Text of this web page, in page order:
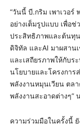
“วันนี้ บี.กริม เพาเวอ
อย่างเต็มรูปแบบ เพื่อช่
ประสิทธิภาพและต้นทุ
ดิจิทัล และAI มาผสาน
และเสถียรภาพให้กับร
นโยบายและโครงการ
พลังงานหมุนเวียน ตล
พลังงานสะอาดต่างๆ”
ความร่วมมือในครั้งนี้